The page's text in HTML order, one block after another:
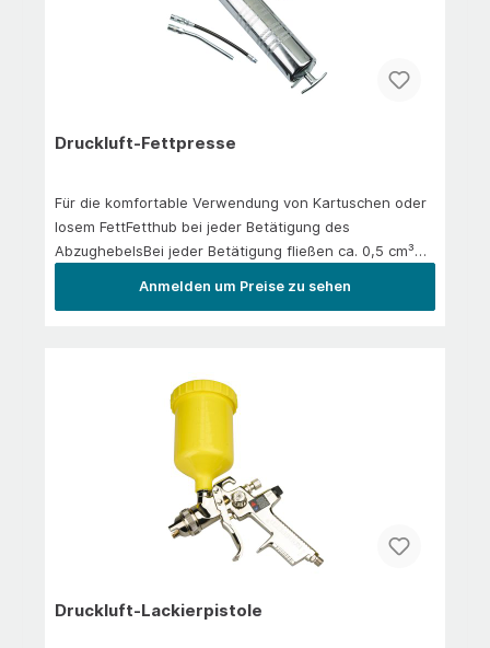
Druckluft-Fettpresse
Für die komfortable Verwendung von Kartuschen oder
losem FettFetthub bei jeder Betätigung des
AbzughebelsBei jeder Betätigung fließen ca. 0,5 cm³
Anmelden um Preise zu sehen
Druckluft-Lackierpistole